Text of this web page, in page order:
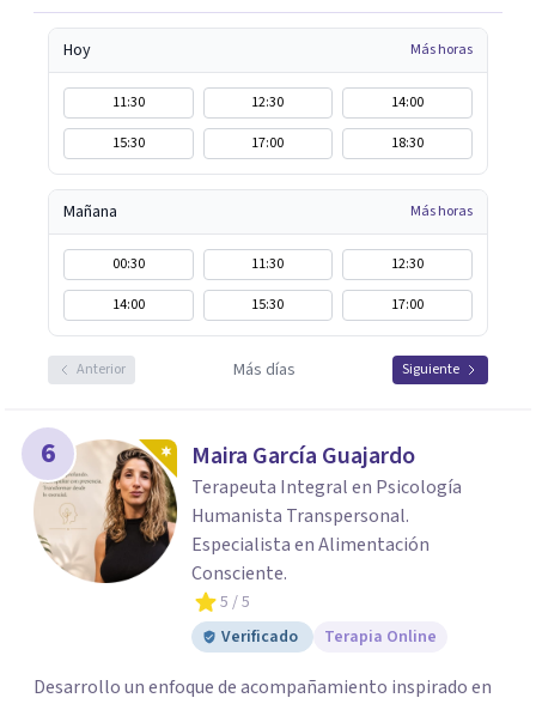
Hoy Más horas
11:30 12:30
14:00
15:30
17:00 18:30
Mañana Más horas
00:30 11:30
12:30
14:00
15:30 17:00
Anterior Más días Siguiente
6 Maira García Guajardo
Terapeuta Integral en Psicología
Humanista Transpersonal.
Especialista en Alimentación
Consciente.
5 / 5
Verificado
Terapia Online
Desarrollo un enfoque de acompañamiento inspirado en